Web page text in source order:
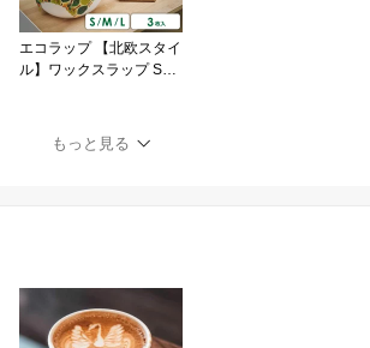
ーヒーグラス ティーグラ
ス 耐熱 保温 保冷 二重構
造
エコラップ 【北欧スタイ
ル】ワックスラップ SML
サランラップ ECOラッ
プ キッチンラップ みつ
もっと見る